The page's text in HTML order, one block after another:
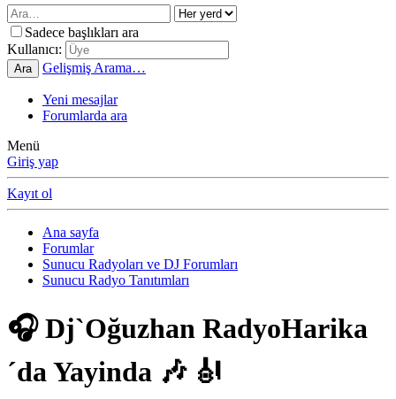
Sadece başlıkları ara
Kullanıcı:
Ara Gelişmiş Arama…
Yeni mesajlar
Forumlarda ara
Menü
Giriş yap
Kayıt ol
Ana sayfa
Forumlar
Sunucu Radyoları ve DJ Forumları
Sunucu Radyo Tanıtımları
🎧 Dj`Oğuzhan RadyoHarika
´da Yayinda 🎶 🎻